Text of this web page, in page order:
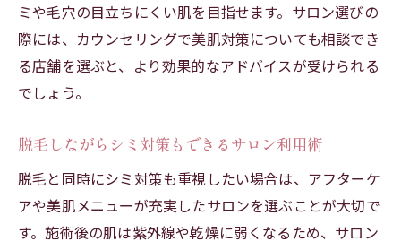
ミや毛穴の目立ちにくい肌を目指せます。サロン選びの
際には、カウンセリングで美肌対策についても相談でき
る店舗を選ぶと、より効果的なアドバイスが受けられる
でしょう。
脱毛しながらシミ対策もできるサロン利用術
脱毛と同時にシミ対策も重視したい場合は、アフターケ
アや美肌メニューが充実したサロンを選ぶことが大切で
す。施術後の肌は紫外線や乾燥に弱くなるため、サロン